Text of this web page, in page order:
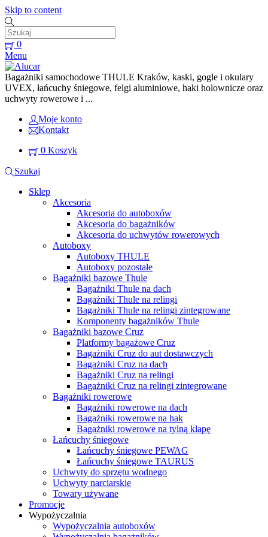
Skip to content
0
Menu
Bagażniki samochodowe THULE Kraków, kaski, gogle i okulary
UVEX, łańcuchy śniegowe, felgi aluminiowe, haki holownicze oraz
uchwyty rowerowe i ...
Moje konto
Kontakt
0 Koszyk
Szukaj
Sklep
Akcesoria
Akcesoria do autoboxów
Akcesoria do bagażników
Akcesoria do uchwytów rowerowych
Autoboxy
Autoboxy THULE
Autoboxy pozostałe
Bagażniki bazowe Thule
Bagażniki Thule na dach
Bagażniki Thule na relingi
Bagażniki Thule na relingi zintegrowane
Komponenty bagażników Thule
Bagażniki bazowe Cruz
Platformy bagażowe Cruz
Bagażniki Cruz do aut dostawczych
Bagażniki Cruz na dach
Bagażniki Cruz na relingi
Bagażniki Cruz na relingi zintegrowane
Bagażniki rowerowe
Bagażniki rowerowe na dach
Bagażniki rowerowe na hak
Bagażniki rowerowe na tylną klapę
Łańcuchy śniegowe
Łańcuchy śniegowe PEWAG
Łańcuchy śniegowe TAURUS
Uchwyty do sprzętu wodnego
Uchwyty narciarskie
Towary używane
Promocje
Wypożyczalnia
Wypożyczalnia autoboxów